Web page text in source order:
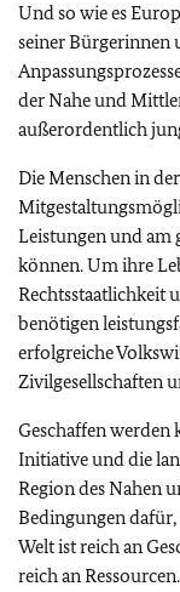
Und so wie es
seiner Bürgerinnen
der Nahe und
außerordentlich
Die Menschen in
Leistungen und am
können. Um ihre
Rechtsstaatlichkeit
benötigen
erfolgreiche
Zivilgesellschaften
Geschaffen werden
Initiative und die
Region des Nahen
Bedingungen dafür,
Welt ist reich an
reich an